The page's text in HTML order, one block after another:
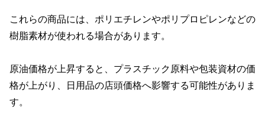
これらの商品には、ポリエチレンやポリプロピレンなどの
樹脂素材が使われる場合があります。
原油価格が上昇すると、プラスチック原料や包装資材の価
格が上がり、日用品の店頭価格へ影響する可能性がありま
す。